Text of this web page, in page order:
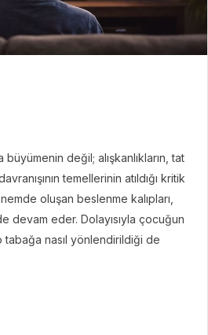
değil; alışkanlıkların, tat
temellerinin atıldığı kritik
oluşan beslenme kalıpları,
devam eder. Dolayısıyla çocuğun
tabağa nasıl yönlendirildiği de